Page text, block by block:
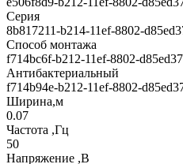
Серия
8b817211-b214-11ef-8802-
Способ монтажа
f714bc6f-b212-11ef-8802-
Антибактериальный
f714b94e-b212-11ef-8802-
Ширина,м
0.07
Частота ,Гц
50
Напряжение ,В